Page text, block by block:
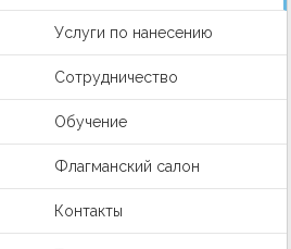
Услуги по нанесению
Сотрудничество
Обучение
Флагманский салон
Контакты